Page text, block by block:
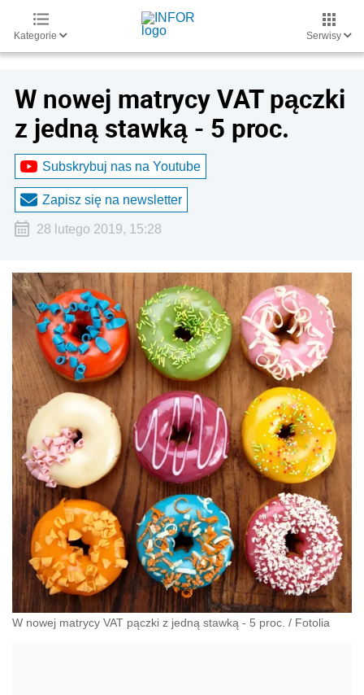
Kategorie Serwisy
W nowej matrycy VAT pączki
z jedną stawką - 5 proc.
Subskrybuj nas na Youtube
Zapisz się na newsletter
28 lutego 2019, 15:28
W nowej matrycy VAT pączki z jedną stawką - 5 proc. / Fotolia